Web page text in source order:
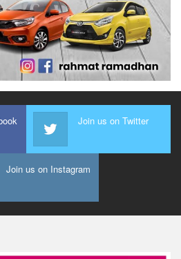
Join us on Twitter
Join us on Instagram